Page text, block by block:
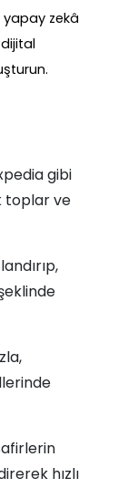
yapay zekâ
gibi
toplar ve
hızlı